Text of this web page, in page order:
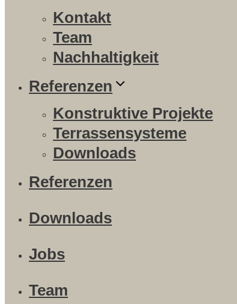
Kontakt
Team
Nachhaltigkeit
Referenzen
Konstruktive Projekte
Terrassensysteme
Downloads
Referenzen
Downloads
Jobs
Team